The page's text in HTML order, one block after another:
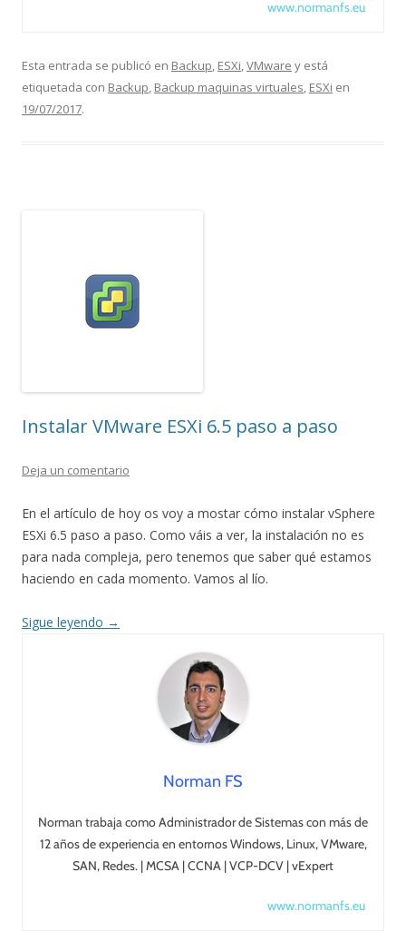
www.normanfs.eu
Esta entrada se publicó en Backup, ESXi,VMware y está
etiquetada con Backup, Backup maquinas virtuales, ESXi en
19/07/2017.
Instalar VMware ESXi 6.5 paso a paso
Deja un comentario
En el artículo de hoy os voy a mostar cómo instalar vSphere
ESXi 6.5 paso a paso. Como váis a ver, la instalación no es
para nada compleja, pero tenemos que saber qué estamos
haciendo en cada momento. Vamos al lío.
Sigue leyendo →
Norman FS
Norman trabaja como Administrador de Sistemas con más de
12 años de experiencia en entornos Windows, Linux, VMware,
SAN, Redes. | MCSA | CCNA | VCP-DCV | vExpert
www.normanfs.eu